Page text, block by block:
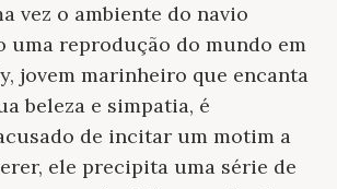
vez o ambiente do navio
uma reprodução do mundo em
jovem marinheiro que encanta
beleza e simpatia, é
de incitar um motim a
ele precipita uma série de